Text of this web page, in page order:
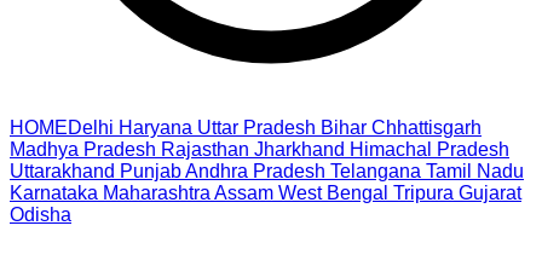
HOMEDelhi Haryana Uttar Pradesh Bihar Chhattisgarh
Madhya Pradesh Rajasthan Jharkhand Himachal Pradesh
Uttarakhand PunjabAndhra Pradesh Telangana Tamil Nadu
Karnataka Maharashtra Assam West Bengal Tripura Gujarat
Odisha